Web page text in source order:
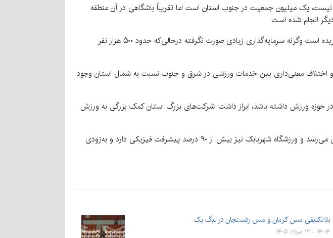
یک میلیون جمعیت در جنوب استان است اما تقریباً باشگاهی در آن منطقه
انجام شده است.
فداکار ادامه داد: در حوزه شرق استان و در شهرستان بم هم فقط تیم زنان خاتون بم افتخار آفریده است وگرنه سرمایه‌گذاری زیادی صورت نگرفته درحالی‌که حدود ۵۰۰ هزار نفر
ارائه می‌شود و اختلاف معنی‌داری بین خدمات ورزشی در شرق و جنوب نسبت به شمال استان وجود
در حوزه ورزش داشته باشد، ابراز داشت: شرکت‌های بزرگ استان کمک بزرگی به ورزش
فداکار ادامه داد: ورزشگاه مس کرمان با عنوان شهید آیت‌الله رئیسی در عید غدیر به بهره‌برداری می‌رسد و ورزشگاه شهربابک نیز بیش از ۹۰ درصد پیشرفت فیزیکی دارد و به‌زودی
بلاتکلیفی مس کرمان و مس رفسنجان در لیگ یک
۱۴:۰۴ - ۱۲ مرداد ۱۴۰۵